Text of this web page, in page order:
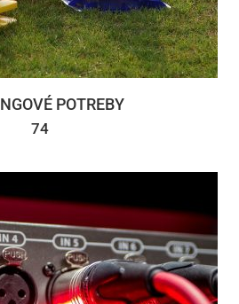
POTREBY
74